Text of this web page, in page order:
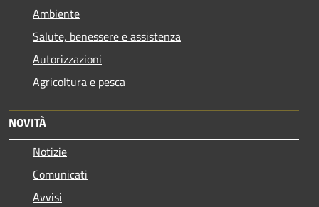
Ambiente
Salute, benessere e assistenza
Autorizzazioni
Agricoltura e pesca
NOVITÀ
Notizie
Comunicati
Avvisi